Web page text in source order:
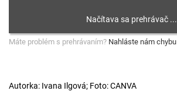
Máte problém s prehrávaním? Nahláste nám chybu
Autorka: Ivana Ilgová; Foto: CANVA